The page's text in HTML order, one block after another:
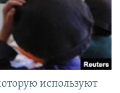
используют